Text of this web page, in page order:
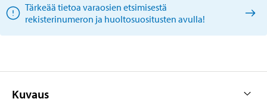
Tärkeää tietoa varaosien etsimisestä
rekisterinumeron ja huoltosuositusten avulla!
Kuvaus